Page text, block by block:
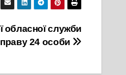
обласної служби
24 особи